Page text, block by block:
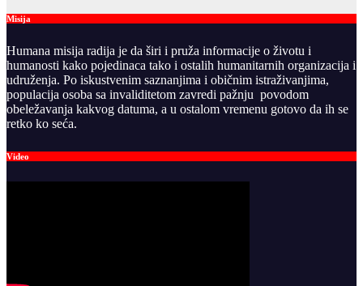
Misija
Humana misija radija je da širi i pruža informacije o životu i
humanosti kako pojedinaca tako i ostalih humanitarnih organizacija i
udruženja. Po iskustvenim saznanjima i običnim istraživanjima,
populacija osoba sa invaliditetom zavredi pažnju povodom
obeležavanja kakvog datuma, a u ostalom vremenu gotovo da ih se
retko ko seća.
Video